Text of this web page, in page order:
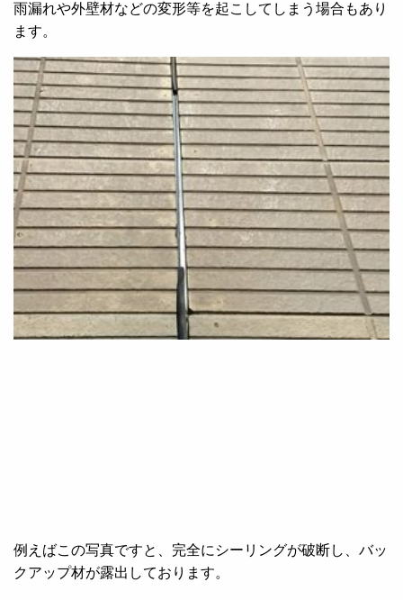
雨漏れや外壁材などの変形等を起こしてしまう場合もあり
ます。
例えばこの写真ですと、完全にシーリングが破断し、バッ
クアップ材が露出しております。